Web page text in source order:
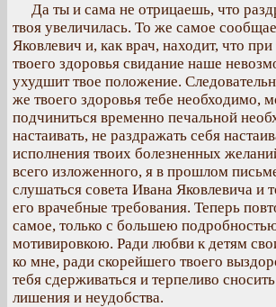
Да ты и сама не отрицаешь, что
твоя увеличилась. То же самое
Яковлевич и, как врач, находит, что
твоего здоровья свидание наше
ухудшит твое положение.
же твоего здоровья тебе необходимо,
подчиниться временно печальной
настаивать, не раздражать себя
исполнения твоих болезненных
всего изложенного, я в прошлом
слушаться совета Ивана Яковлевича и
его врачебные требования. Теперь
самое, только с большею
мотивировкою. Ради любви к детям
ко мне, ради скорейшего твоего
тебя сдерживаться и терпеливо
лишения и неудобства.